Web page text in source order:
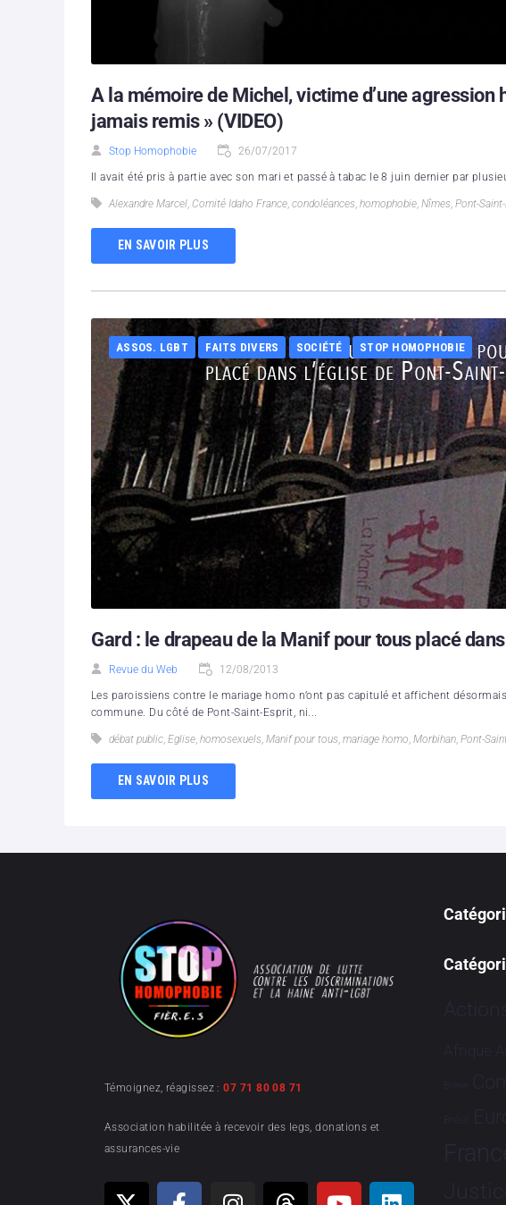
A la mémoire de Michel, victime d’une agression
jamais remis » (VIDEO)
Stop Homophobie 26/07/2017
Il avait été pris à partie avec son mari et passé à tabac le 8 juin dernier par
Alexandre Marcel, Comité Idaho France, condoléances, homophobie, Nîmes, Pont-
EN SAVOIR PLUS
ASSOS. LGBT FAITS DIVERS SOCIÉTÉ STOP HOMOPHOBIE
Gard : le drapeau de la Manif pour tous placé
Revue du Web 12/08/2013
Les paroissiens contre le mariage homo n’ont pas capitulé et affichent
commune. Du côté de Pont-Saint-Esprit, ni...
débat public, Eglise, homosexuels, Manif pour tous, mariage homo, Morbihan, Pont-
EN SAVOIR PLUS
Témoignez, réagissez :07 71 80 08 71
Association habilitée à recevoir des legs, donations et
assurances-vie
Afrique
Brève
Brésil